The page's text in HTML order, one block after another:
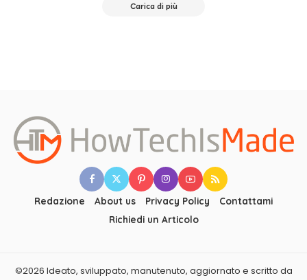
Carica di più
Redazione About us Privacy Policy
Contattami
Richiedi un Articolo
©2026 Ideato, sviluppato, manutenuto, aggiornato e scritto da